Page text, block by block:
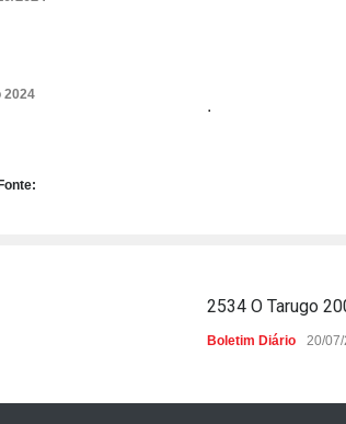
2024
.
Fonte:
2534 O Tarugo
Boletim Diário 20/